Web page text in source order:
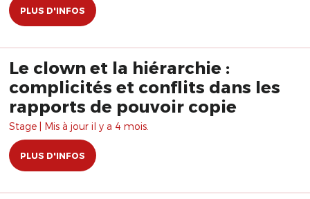
PLUS D'INFOS
Le clown et la hiérarchie :
complicités et conflits dans les
rapports de pouvoir copie
Stage | Mis à jour il y a 4 mois.
PLUS D'INFOS